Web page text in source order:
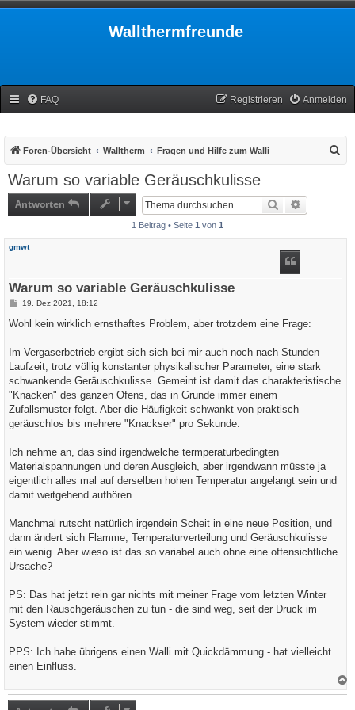
Wallthermfreunde
FAQ Anmelden
Registrieren
Foren-Übersicht Walltherm Fragen und Hilfe zum Walli
Warum so variable Geräuschkulisse
Antworten Suche
1 Beitrag • Seite 1 von 1
gmwt
Warum so variable Geräuschkulisse
B
i
a
19. Dez 2021, 18:12
Wohl kein wirklich ernsthaftes Problem, aber trotzdem eine Frage:
Im Vergaserbetrieb ergibt sich sich bei mir auch noch nach Stunden
Laufzeit, trotz völlig konstanter physikalischer Parameter, eine stark
schwankende Geräuschkulisse. Gemeint ist damit das charakteristische
"Knacken" des ganzen Ofens, das in Grunde immer einem
Zufallsmuster folgt. Aber die Häufigkeit schwankt von praktisch
geräuschlos bis mehrere "Knackser" pro Sekunde.
Ich nehme an, das sind irgendwelche termperaturbedingten
Materialspannungen und deren Ausgleich, aber irgendwann müsste ja
eigentlich alles mal auf derselben hohen Temperatur angelangt sein und
damit weitgehend aufhören.
Manchmal rutscht natürlich irgendein Scheit in eine neue Position, und
dann ändert sich Flamme, Temperaturverteilung und Geräuschkulisse
ein wenig. Aber wieso ist das so variabel auch ohne eine offensichtliche
Ursache?
PS: Das hat jetzt rein gar nichts mit meiner Frage vom letzten Winter
mit den Rauschgeräuschen zu tun - die sind weg, seit der Druck im
System wieder stimmt.
PPS: Ich habe übrigens einen Walli mit Quickdämmung - hat vielleicht
einen Einfluss.